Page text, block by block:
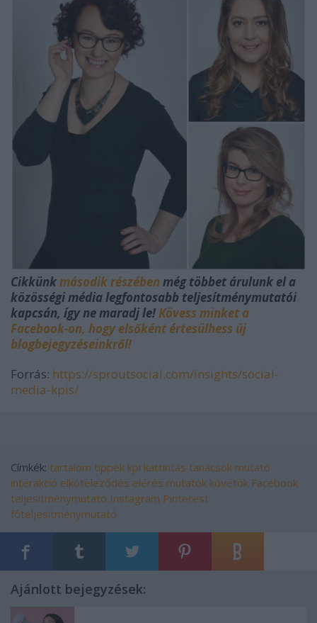
Cikkünkmásodik részébenmég többet árulunk el a
közösségi média legfontosabb teljesítménymutatói
kapcsán, így ne maradj le!Kövess minket a
Facebook-on, hogy elsőként értesülhess új
blogbejegyzéseinkről!
Forrás: https://sproutsocial.com/insights/social-
media-kpis/
Címkék: tartalom tippek kpi kattintás tanácsok mutató
interakció elköteleződés elérés mutatók követők Facebook
teljesítménymutató Instagram Pinterest
főteljesítménymutató
Ajánlott bejegyzések: